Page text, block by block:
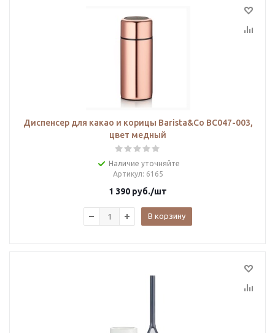
Диспенсер для какао и корицы Barista&Co BC047-003,
цвет медный
Наличие уточняйте
Артикул: 6165
1 390 руб./шт
В корзину